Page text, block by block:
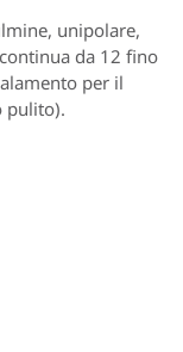
unipolare,
da 12 fino
per il
pulito).